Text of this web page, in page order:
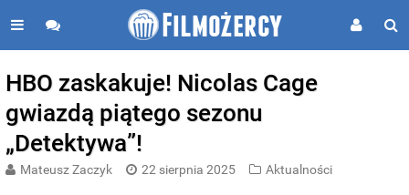
HBO zaskakuje! Nicolas Cage
gwiazdą piątego sezonu
„Detektywa”!
Mateusz Zaczyk 22 sierpnia 2025 Aktualności